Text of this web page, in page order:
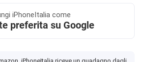
iPhoneItalia come
preferita su Google
iPhoneItalia riceve un guadagno dagli